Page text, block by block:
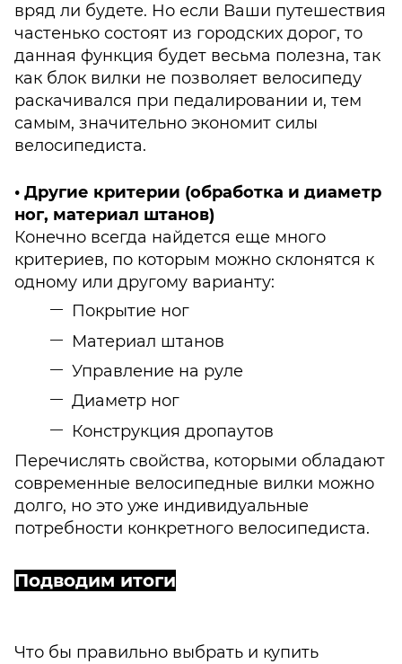
вряд ли будете. Но если Ваши путешествия
частенько состоят из городских дорог, то
данная функция будет весьма полезна, так
как блок вилки не позволяет велосипеду
раскачивался при педалировании и, тем
самым, значительно экономит силы
велосипедиста.
• Другие критерии (обработка и диаметр
ног, материал штанов)
Конечно всегда найдется еще много
критериев, по которым можно склонятся к
одному или другому варианту:
Покрытие ног
Материал штанов
Управление на руле
Диаметр ног
Конструкция дропаутов
Перечислять свойства, которыми обладают
современные велосипедные вилки можно
долго, но это уже индивидуальные
потребности конкретного велосипедиста.
Подводим итоги
Что бы правильно выбрать и купить